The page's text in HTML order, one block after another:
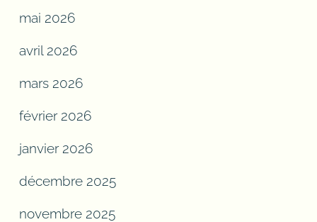
mai 2026
avril 2026
mars 2026
février 2026
janvier 2026
décembre 2025
novembre 2025